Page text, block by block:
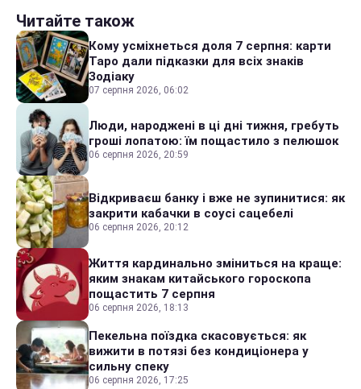
Читайте також
Кому усміхнеться доля 7 серпня: карти
Таро дали підказки для всіх знаків
Зодіаку
07 серпня 2026, 06:02
Люди, народжені в ці дні тижня, гребуть
гроші лопатою: їм пощастило з пелюшок
06 серпня 2026, 20:59
Відкриваєш банку і вже не зупинитися: як
закрити кабачки в соусі сацебелі
06 серпня 2026, 20:12
Життя кардинально зміниться на краще:
яким знакам китайського гороскопа
пощастить 7 серпня
06 серпня 2026, 18:13
Пекельна поїздка скасовується: як
вижити в потязі без кондиціонера у
сильну спеку
06 серпня 2026, 17:25